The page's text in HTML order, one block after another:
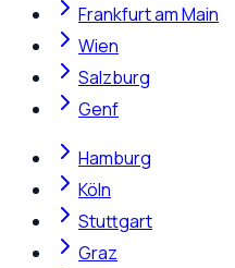
Frankfurt am Main
Wien
Salzburg
Genf
Hamburg
Köln
Stuttgart
Graz